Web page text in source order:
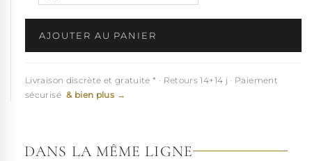
AJOUTER AU PANIER
Livraison discrète et gratuite * · Retours 14+14 j · Paiement
sécurisé & bien plus →
DANS LA MÊME LIGNE